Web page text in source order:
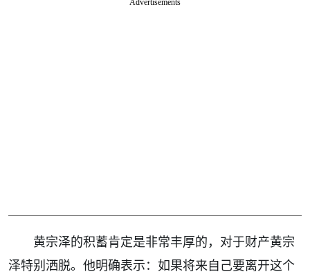
黄宗泽的积蓄肯定是非常丰厚的，对于财产黄宗
泽特别洒脱。他明确表示：如果将来自己要离开这个